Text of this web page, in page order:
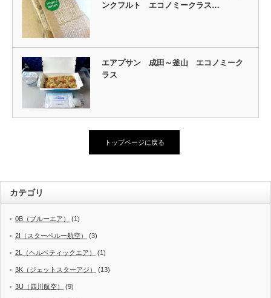
ンクフルト エコノミークラス…
エアプサン 成田～釜山 エコノミーク
ラス
トップページに戻る
カテゴリ
0B（ブルーエア） (1)
2I（スターペルー航空） (3)
2L（ヘルベティックエア） (1)
3K（ジェットスターアジ） (13)
3U（四川航空） (9)